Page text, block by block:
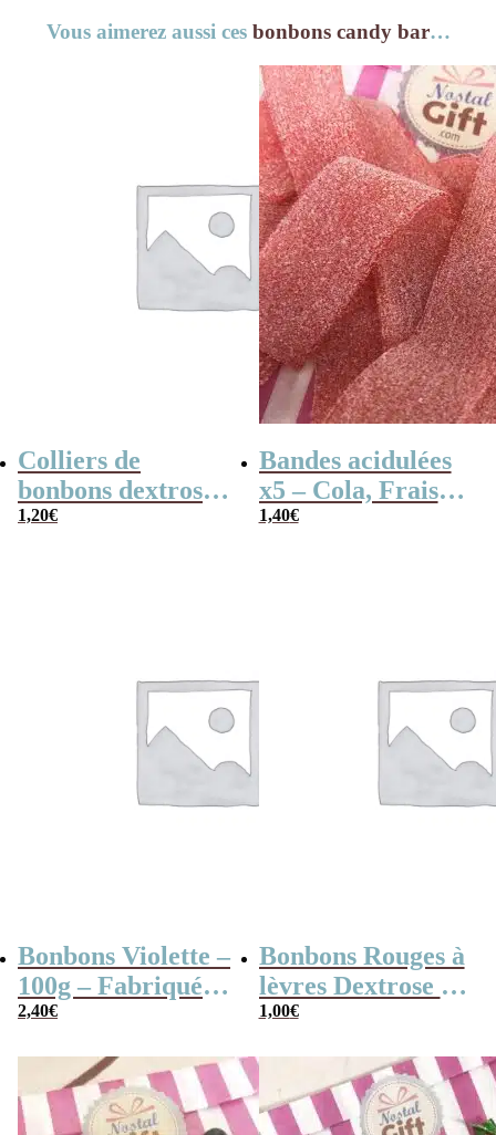
Vous aimerez aussi ces bonbons candy bar…
Colliers de
bonbons dextrose
x2
1,20€
Bandes acidulées
x5 – Cola, Fraise,
Framboise,
1,40€
Bonbons Violette –
100g – Fabriqués
en France
2,40€
Bonbons Rouges à
lèvres Dextrose à
croquer x3
1,00€